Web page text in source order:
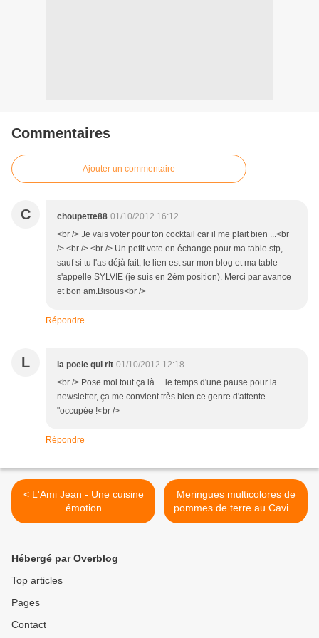
Commentaires
Ajouter un commentaire
C choupette88 01/10/2012 16:12
<br /> Je vais voter pour ton cocktail car il me plait bien ...<br
/> <br /> <br /> Un petit vote en échange pour ma table stp,
sauf si tu l'as déjà fait, le lien est sur mon blog et ma table
s'appelle SYLVIE (je suis en 2èm position). Merci par avance
et bon am.Bisous<br />
Répondre
L la poele qui rit 01/10/2012 12:18
<br /> Pose moi tout ça là.....le temps d'une pause pour la
newsletter, ça me convient très bien ce genre d'attente
"occupée !<br />
Répondre
< L'Ami Jean - Une cuisine
émotion
Meringues multicolores de
pommes de terre au Caviar
de France >
Hébergé par Overblog
Top articles
Pages
Contact